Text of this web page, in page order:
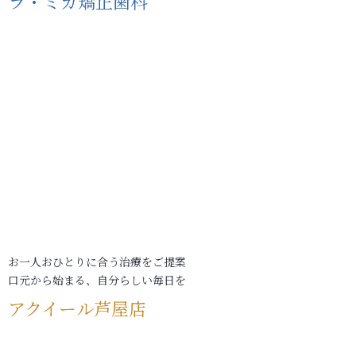
お一人おひとりに合う治療をご提案
口元から始まる、自分らしい毎日を
アクイール芦屋店